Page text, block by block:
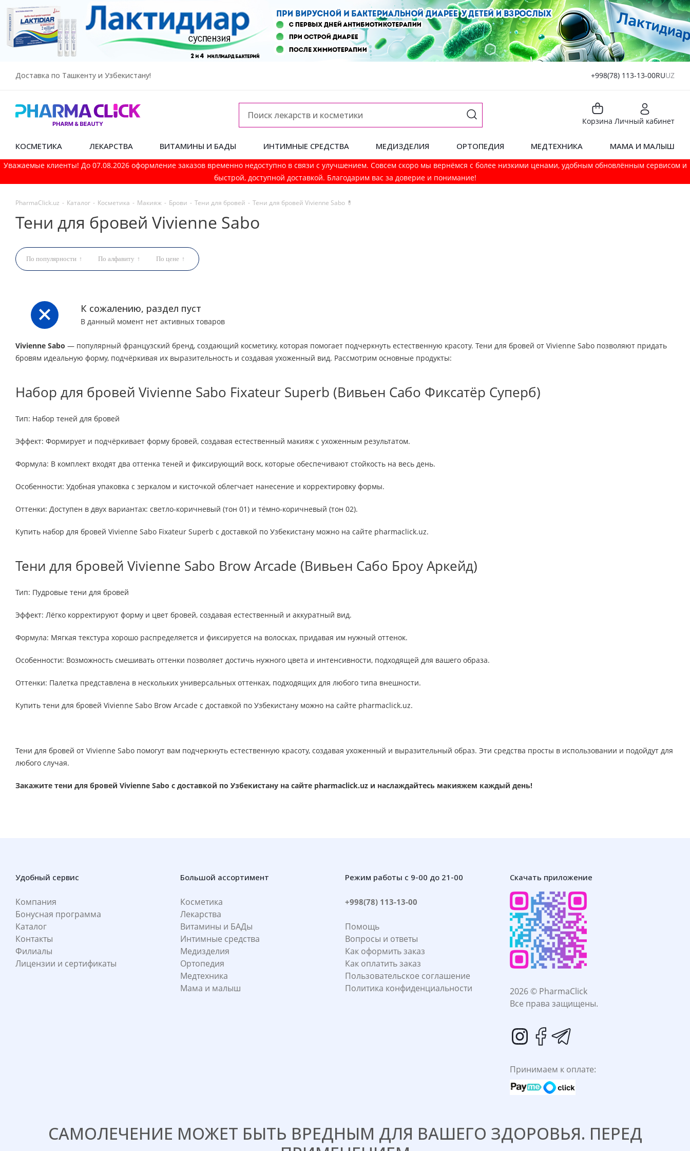
Доставка по Ташкенту и Узбекистану! +998(78) 113-13-00RUUZ
Корзина Личный кабинет
КОСМЕТИКА ЛЕКАРСТВА ВИТАМИНЫ И БАДЫ ИНТИМНЫЕ СРЕДСТВА МЕДИЗДЕЛИЯ ОРТОПЕДИЯ МЕДТЕХНИКА МАМА И МАЛЫШ
Уважаемые клиенты! До 07.08.2026 оформление заказов временно недоступно в связи с улучшением. Совсем скоро мы вернёмся с более низкими ценами, удобным обновлённым сервисом и
быстрой, доступной доставкой. Благодарим вас за доверие и понимание!
PharmaСlick.uz - Каталог - Косметика - Макияж - Брови - Тени для бровей - Тени для бровей Vivienne Sabo 💊
Тени для бровей Vivienne Sabo
По популярности По алфавиту По цене
К сожалению, раздел пуст
В данный момент нет активных товаров
Vivienne Sabo — популярный французский бренд, создающий косметику, которая помогает подчеркнуть естественную красоту. Тени для бровей от Vivienne Sabo позволяют придать
бровям идеальную форму, подчёркивая их выразительность и создавая ухоженный вид. Рассмотрим основные продукты:
Набор для бровей Vivienne Sabo Fixateur Superb (Вивьен Сабо Фиксатёр Суперб)
Тип: Набор теней для бровей
Эффект: Формирует и подчёркивает форму бровей, создавая естественный макияж с ухоженным результатом.
Формула: В комплект входят два оттенка теней и фиксирующий воск, которые обеспечивают стойкость на весь день.
Особенности: Удобная упаковка с зеркалом и кисточкой облегчает нанесение и корректировку формы.
Оттенки: Доступен в двух вариантах: светло-коричневый (тон 01) и тёмно-коричневый (тон 02).
Купить набор для бровей Vivienne Sabo Fixateur Superb с доставкой по Узбекистану можно на сайте pharmaclick.uz.
Тени для бровей Vivienne Sabo Brow Arcade (Вивьен Сабо Броу Аркейд)
Тип: Пудровые тени для бровей
Эффект: Лёгко корректируют форму и цвет бровей, создавая естественный и аккуратный вид.
Формула: Мягкая текстура хорошо распределяется и фиксируется на волосках, придавая им нужный оттенок.
Особенности: Возможность смешивать оттенки позволяет достичь нужного цвета и интенсивности, подходящей для вашего образа.
Оттенки: Палетка представлена в нескольких универсальных оттенках, подходящих для любого типа внешности.
Купить тени для бровей Vivienne Sabo Brow Arcade с доставкой по Узбекистану можно на сайте pharmaclick.uz.
Тени для бровей от Vivienne Sabo помогут вам подчеркнуть естественную красоту, создавая ухоженный и выразительный образ. Эти средства просты в использовании и подойдут для
любого случая.
Закажите тени для бровей Vivienne Sabo с доставкой по Узбекистану на сайте pharmaclick.uz и наслаждайтесь макияжем каждый день!
Удобный сервис
Компания
Бонусная программа
Каталог
Контакты
Филиалы
Лицензии и сертификаты
Большой ассортимент
Косметика
Лекарства
Витамины и БАДы
Интимные средства
Медизделия
Ортопедия
Медтехника
Мама и малыш
Режим работы с 9-00 до 21-00
+998(78) 113-13-00
Помощь
Вопросы и ответы
Как оформить заказ
Как оплатить заказ
Пользовательское соглашение
Политика конфиденциальности
Скачать приложение
2026 © PharmaClick
Все права защищены.
Принимаем к оплате:
САМОЛЕЧЕНИЕ МОЖЕТ БЫТЬ ВРЕДНЫМ ДЛЯ ВАШЕГО ЗДОРОВЬЯ. ПЕРЕД